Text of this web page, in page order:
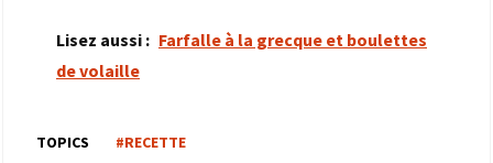
Lisez aussi : Farfalle à la grecque et boulettes
de volaille
TOPICS #RECETTE